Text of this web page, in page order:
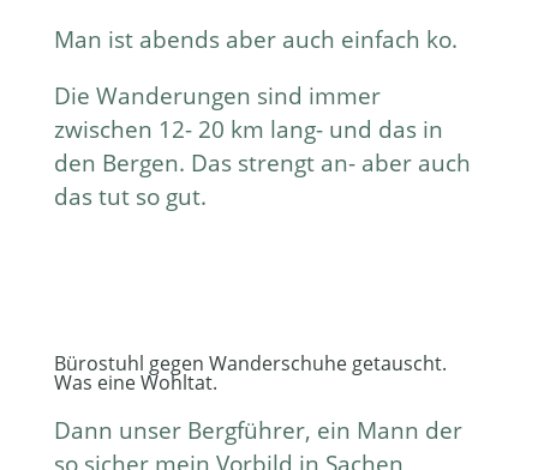
Man ist abends aber auch einfach ko.
Die Wanderungen sind immer
zwischen 12- 20 km lang- und das in
den Bergen. Das strengt an- aber auch
das tut so gut.
Bürostuhl gegen Wanderschuhe getauscht.
Was eine Wohltat.
Dann unser Bergführer, ein Mann der